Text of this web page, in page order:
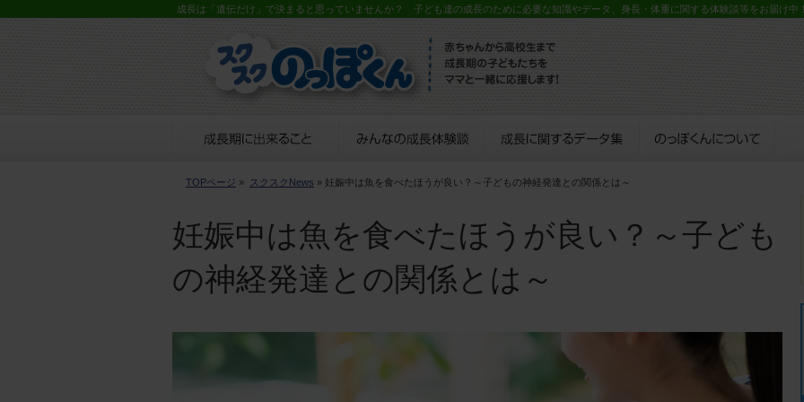
成長は「遺伝だけ」で決まると思っていませんか？ 子ども達の成長のために必要な知識やデータ、身長・体重に関する体験談等をお届け中
TOPページ » スクスクNews » 妊娠中は魚を食べたほうが良い？～子どもの神経発達との関係とは～
妊娠中は魚を食べたほうが良い？～子ども
の神経発達との関係とは～